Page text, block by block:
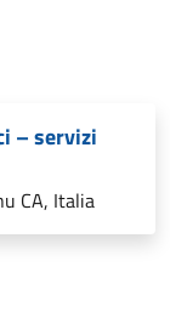
– servizi
CA, Italia